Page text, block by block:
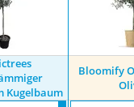
Kugelbaum
Bloomify